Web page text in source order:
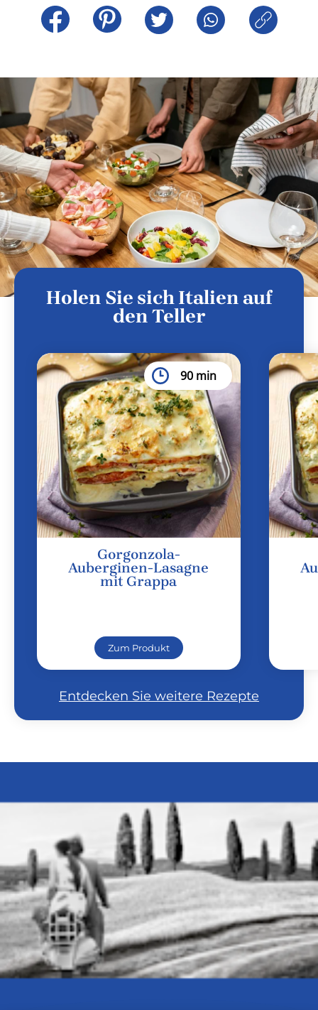
Holen Sie sich Italien auf
den Teller
90 min
Gorgonzola-
Auberginen-Lasagne
mit Grappa
Zum Produkt
Entdecken Sie weitere Rezepte